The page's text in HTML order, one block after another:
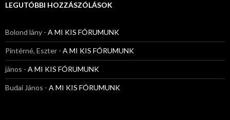
LEGUTÓBBI HOZZÁSZÓLÁSOK
Bolond lány - A MI KIS FÓRUMUNK
Pintérné, Eszter - A MI KIS FÓRUMUNK
jános - A MI KIS FÓRUMUNK
Budai János - A MI KIS FÓRUMUNK